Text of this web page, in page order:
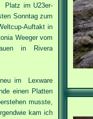
Platz im U23er-
Sonntag zum
Auftakt in
Weeger vom
in Rivera
neu im Lexware
einen Platten
musste,
kam ich